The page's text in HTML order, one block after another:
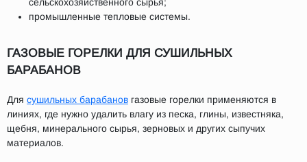
промышленные тепловые системы.
ГАЗОВЫЕ ГОРЕЛКИ ДЛЯ СУШИЛЬНЫХ
БАРАБАНОВ
Для сушильных барабанов газовые горелки применяются в
линиях, где нужно удалить влагу из песка, глины, известняка,
щебня, минерального сырья, зерновых и других сыпучих
материалов.